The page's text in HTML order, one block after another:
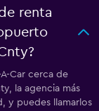
renta
Car cerca de
la agencia más
y puedes llamarlos